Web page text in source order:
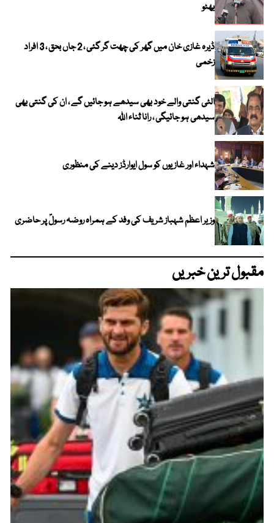
بھٹو
ڈیرہ غازی خان میں گھر کی چھت گر گئی ، 2 جاں بحق ، 3 افراد
زخمی
الٹی گنتی والے خود بھی سیدھے ہو جائیں گے ، ان کی گنتی بھی
سیدھی ہو جائیگی ، رانا ثناء اللہ
شہداء اور غازیوں کو سول ایوارڈز دینے کی منظوری
وزیر اعظم شہباز شریف کی وفد کے ہمراہ روضہ رسولؐ پر حاضری
مقبول ترین خبریں